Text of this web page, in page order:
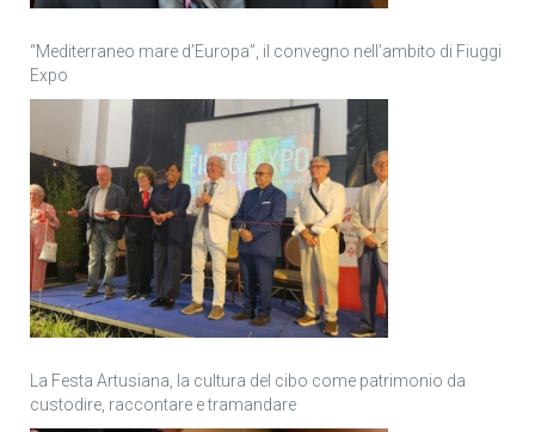
“Mediterraneo mare d’Europa”, il convegno nell’ambito di Fiuggi
Expo
La Festa Artusiana, la cultura del cibo come patrimonio da
custodire, raccontare e tramandare